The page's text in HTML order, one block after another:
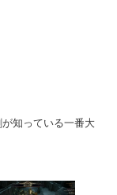
知っている一番大